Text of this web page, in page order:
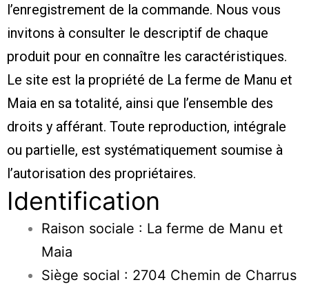
l’enregistrement de la commande. Nous vous
invitons à consulter le descriptif de chaque
produit pour en connaître les caractéristiques.
Le site est la propriété de La ferme de Manu et
Maia en sa totalité, ainsi que l’ensemble des
droits y afférant. Toute reproduction, intégrale
ou partielle, est systématiquement soumise à
l’autorisation des propriétaires.
Identification
Raison sociale : La ferme de Manu et
Maia
Siège social : 2704 Chemin de Charrus